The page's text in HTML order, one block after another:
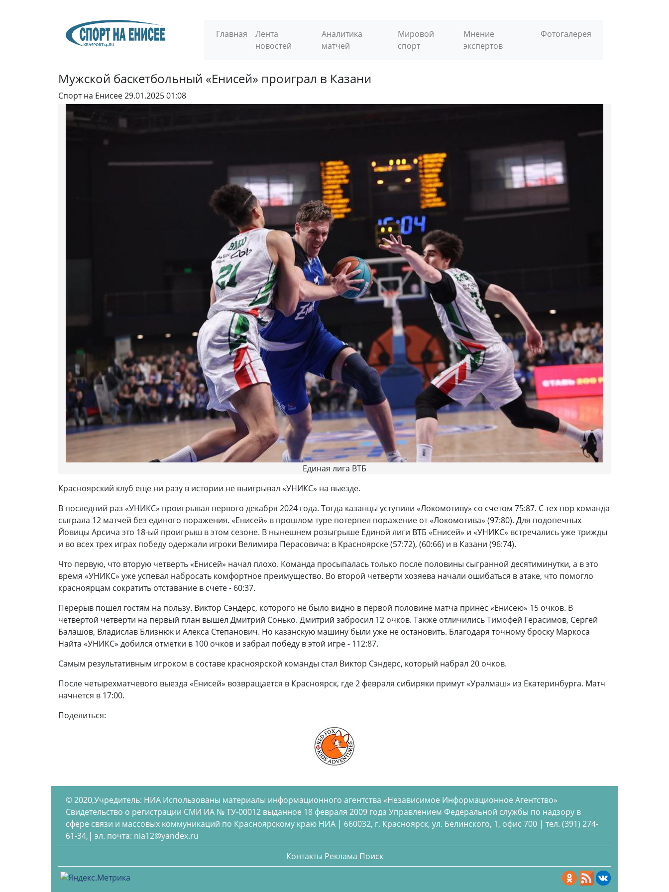
Главная
Лента
новостей
Аналитика
матчей
Мировой
спорт
Мнение
экспертов
Фотогалерея
Мужской баскетбольный «Енисей» проиграл в Казани
Спорт на Енисее29.01.2025 01:08
Единая лига ВТБ
Красноярский клуб еще ни разу в истории не выигрывал «УНИКС» на выезде.
В последний раз «УНИКС» проигрывал первого декабря 2024 года. Тогда казанцы уступили «Локомотиву» со счетом 75:87. С тех пор команда
сыграла 12 матчей без единого поражения. «Енисей» в прошлом туре потерпел поражение от «Локомотива» (97:80). Для подопечных
Йовицы Арсича это 18-ый проигрыш в этом сезоне. В нынешнем розыгрыше Единой лиги ВТБ «Енисей» и «УНИКС» встречались уже трижды
и во всех трех играх победу одержали игроки Велимира Перасовича: в Красноярске (57:72), (60:66) и в Казани (96:74).
Что первую, что вторую четверть «Енисей» начал плохо. Команда просыпалась только после половины сыгранной десятиминутки, а в это
время «УНИКС» уже успевал набросать комфортное преимущество. Во второй четверти хозяева начали ошибаться в атаке, что помогло
красноярцам сократить отставание в счете - 60:37.
Перерыв пошел гостям на пользу. Виктор Сэндерс, которого не было видно в первой половине матча принес «Енисею» 15 очков. В
четвертой четверти на первый план вышел Дмитрий Сонько. Дмитрий забросил 12 очков. Также отличились Тимофей Герасимов, Сергей
Балашов, Владислав Близнюк и Алекса Степанович. Но казанскую машину были уже не остановить. Благодаря точному броску Маркоса
Найта «УНИКС» добился отметки в 100 очков и забрал победу в этой игре - 112:87.
Самым результативным игроком в составе красноярской команды стал Виктор Сэндерс, который набрал 20 очков.
После четырехматчевого выезда «Енисей» возвращается в Красноярск, где 2 февраля сибиряки примут «Уралмаш» из Екатеринбурга. Матч
начнется в 17:00.
Поделиться:
© 2020,Учредитель: НИА Использованы материалы информационного агентства «Независимое Информационное Агентство»
Свидетельство о регистрации СМИ ИА № ТУ-00012 выданное 18 февраля 2009 года Управлением Федеральной службы по надзору в
сфере связи и массовых коммуникаций по Красноярскому краю НИА | 660032, г. Красноярск, ул. Белинского, 1, офис 700 | тел. (391) 274-
61-34,| эл. почта: nia12@yandex.ru
Контакты Реклама Поиск